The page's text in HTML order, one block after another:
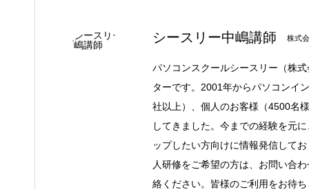
シースリー中嶋講師 株式
パソコンスクールシースリー（株
ターです。2001年からパソコンイ
社以上）、個人のお客様（4500名
してきました。今までの経験を元
ップしたい方向けに情報発信して
人研修をご希望の方は、お問い合
絡ください。皆様のご利用をお待